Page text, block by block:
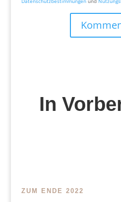
In
ZUM ENDE 2022